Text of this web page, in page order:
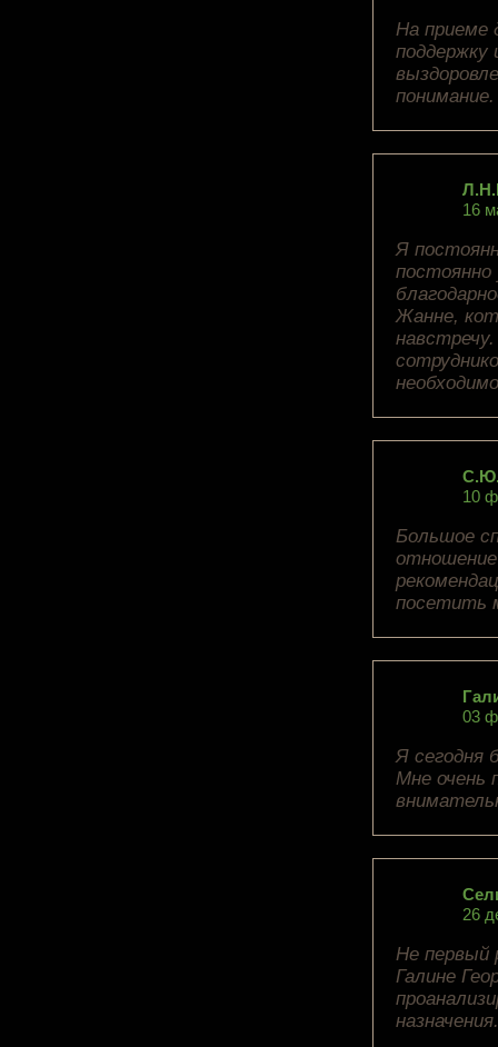
На приеме
поддержку
понимание.
16
Я
постоянно
Жанне,
10
Большое
отношение
посетить
03
Я сегодня
Мне очень
26
Не первый
Галине